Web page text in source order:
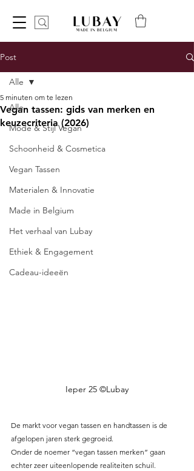
Post
Alle
Mode & Stijl Vegan
Schoonheid & Cosmetica
Vegan Tassen
Materialen & Innovatie
Made in Belgium
Het verhaal van Lubay
Ethiek & Engagement
Cadeau-ideeën
Alle
Vegan tassen: gids van merken en
keuzecriteria (2026)
5 minuten om te lezen
Ieper 25 ©Lubay
De markt voor vegan tassen en handtassen is de
afgelopen jaren sterk gegroeid.
Onder de noemer “vegan tassen merken” gaan
echter zeer uiteenlopende realiteiten schuil.